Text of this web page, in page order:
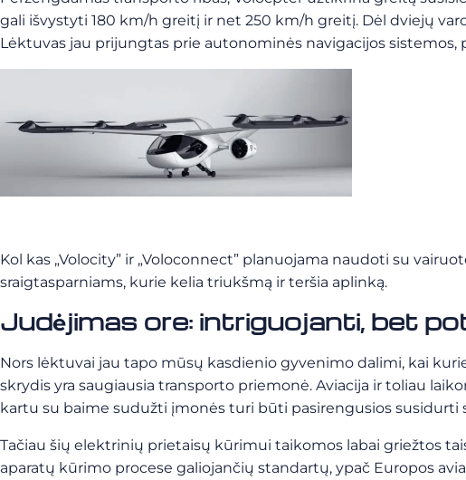
gali išvystyti 180 km/h greitį ir net 250 km/h greitį. Dėl dviejų
Lėktuvas jau prijungtas prie autonominės navigacijos sistemos,
Kol kas „Volocity” ir „Voloconnect” planuojama naudoti su
sraigtasparniams, kurie kelia triukšmą ir teršia aplinką.
Judėjimas ore: intriguojanti, bet
Nors lėktuvai jau tapo mūsų kasdienio gyvenimo dalimi, kai
skrydis yra saugiausia transporto priemonė. Aviacija ir toliau
kartu su baime sudužti įmonės turi būti pasirengusios susidurti
Tačiau šių elektrinių prietaisų kūrimui taikomos labai griežtos
aparatų kūrimo procese galiojančių standartų, ypač Europos